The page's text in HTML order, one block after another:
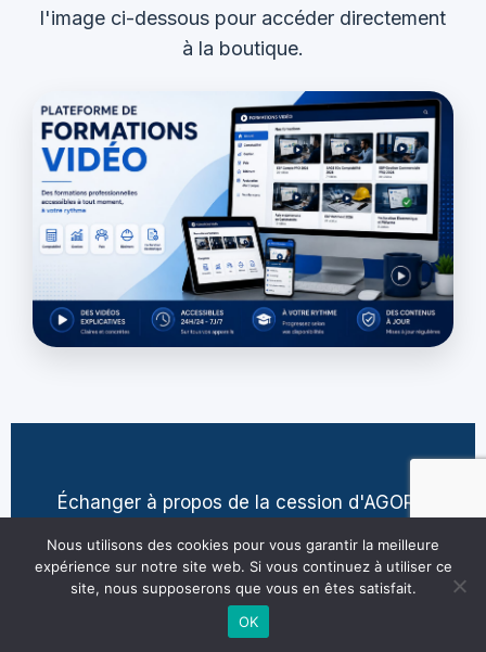
l'image ci-dessous pour accéder directement
à la boutique.
Échanger à propos de la cession d'AGORA
contact@jean-pierre-villatte.fr
Nous utilisons des cookies pour vous garantir la meilleure
expérience sur notre site web. Si vous continuez à utiliser ce
site, nous supposerons que vous en êtes satisfait.
OK